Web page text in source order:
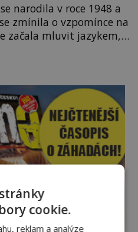
narodila v roce 1948 a
zmínila o vzpomínce na
začala mluvit jazykem,
její podivné
důkazem reinkarnace?
to bu
cookie.
reklam a analýze